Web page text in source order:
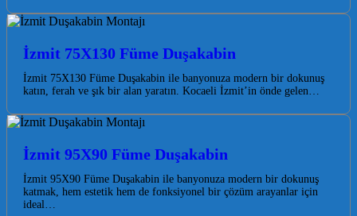
İzmit 75X130 Füme Duşakabin
İzmit 75X130 Füme Duşakabin ile banyonuza modern bir dokunuş
katın, ferah ve şık bir alan yaratın. Kocaeli İzmit’in önde gelen…
İzmit 95X90 Füme Duşakabin
İzmit 95X90 Füme Duşakabin ile banyonuza modern bir dokunuş
katmak, hem estetik hem de fonksiyonel bir çözüm arayanlar için
ideal…